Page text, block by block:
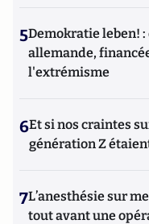
5Demokratie leben!
allemande,
l'extrémisme
6Et si nos craintes
génération Z
7L’anesthésie sur
tout avant une